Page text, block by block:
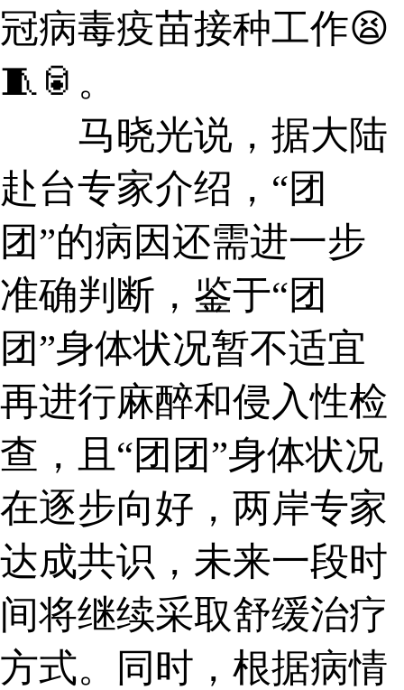
冠病毒疫苗接种工作😫
🧵🥫。
马晓光说，据大陆
赴台专家介绍，“团
团”的病因还需进一步
准确判断，鉴于“团
团”身体状况暂不适宜
再进行麻醉和侵入性检
查，且“团团”身体状况
在逐步向好，两岸专家
达成共识，未来一段时
间将继续采取舒缓治疗
方式。同时，根据病情